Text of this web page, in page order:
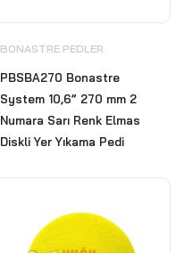
BONASTRE PEDLER
PBSBA270 Bonastre
System 10,6” 270 mm 2
Numara Sarı Renk Elmas
Diskli Yer Yıkama Pedi